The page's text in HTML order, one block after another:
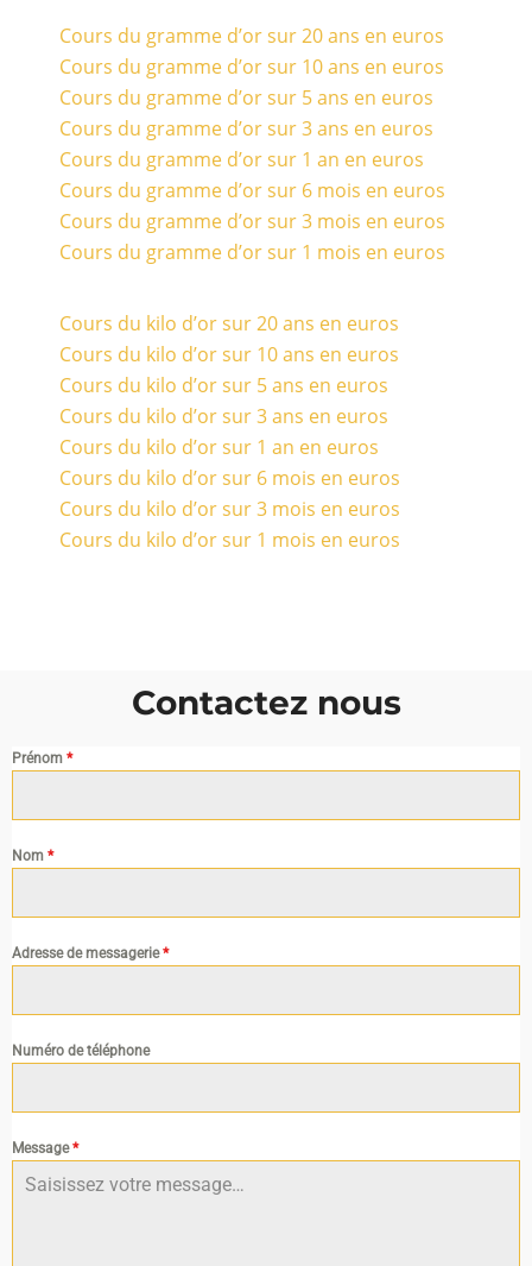
Cours du gramme d’or sur 20 ans en euros
Cours du gramme d’or sur 10 ans en euros
Cours du gramme d’or sur 5 ans en euros
Cours du gramme d’or sur 3 ans en euros
Cours du gramme d’or sur 1 an en euros
Cours du gramme d’or sur 6 mois en euros
Cours du gramme d’or sur 3 mois en euros
Cours du gramme d’or sur 1 mois en euros
Cours du kilo d’or sur 20 ans en euros
Cours du kilo d’or sur 10 ans en euros
Cours du kilo d’or sur 5 ans en euros
Cours du kilo d’or sur 3 ans en euros
Cours du kilo d’or sur 1 an en euros
Cours du kilo d’or sur 6 mois en euros
Cours du kilo d’or sur 3 mois en euros
Cours du kilo d’or sur 1 mois en euros
Contactez nous
Prénom *
Nom *
Adresse de messagerie*
Numéro de téléphone
Message*